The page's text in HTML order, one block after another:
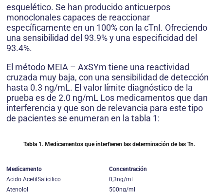
esquelético. Se han producido anticuerpos
monoclonales capaces de reaccionar
específicamente en un 100% con la cTnI. Ofreciendo
una sensibilidad del 93.9% y una especificidad del
93.4%.
El método MEIA – AxSYm tiene una reactividad
cruzada muy baja, con una sensibilidad de detección
hasta 0.3 ng/mL. El valor límite diagnóstico de la
prueba es de 2.0 ng/mL Los medicamentos que dan
interferencia y que son de relevancia para este tipo
de pacientes se enumeran en la tabla 1:
Tabla 1. Medicamentos que interfieren las determinación de las Tn.
Medicamento
Concentración
Acido AcetilSalicilico
Atenolol
0,3ng/ml
500ng/ml